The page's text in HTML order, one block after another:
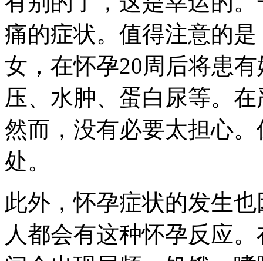
痛的症状。值得注意的
女，在怀孕20周后将患
压、水肿、蛋白尿等。
然而，没有必要太担心
处。
此外，怀孕症状的发生
人都会有这种怀孕反应